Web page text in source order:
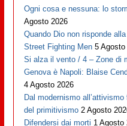
Ogni cosa e nessuna: lo
Agosto 2026
Quando Dio non risponde
Street Fighting Men 5 Agosto
Si alza il vento / 4 – Zone di
Genova è Napoli: Blaise
4 Agosto 2026
Dal modernismo
del primitivismo 2 Agosto
Difendersi dai morti 1 Agosto